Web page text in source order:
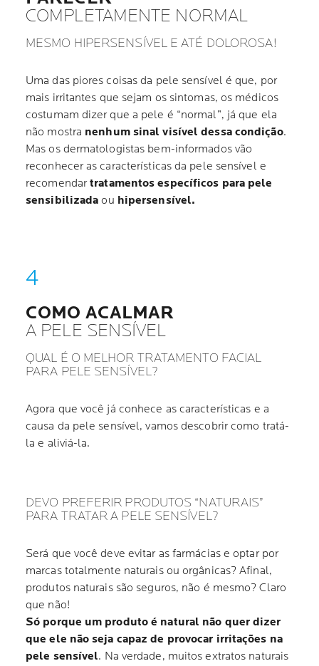
COMPLETAMENTE NORMAL
MESMO HIPERSENSÍVEL E ATÉ DOLOROSA!
Uma das piores coisas da pele sensível é que, por
mais irritantes que sejam os sintomas, os médicos
costumam dizer que a pele é “normal”, já que ela
não mostra nenhum sinal visível dessa condição.
Mas os dermatologistas bem-informados vão
reconhecer as características da pele sensível e
recomendartratamentos específicos para pele
sensibilizada ou hipersensível.
COMO ACALMAR
A PELE SENSÍVEL
QUAL É O MELHOR TRATAMENTO FACIAL
PARA PELE SENSÍVEL?
Agora que você já conhece as características e a
causa da pele sensível, vamos descobrir como tratá-
la e aliviá-la.
DEVO PREFERIR PRODUTOS “NATURAIS”
PARA TRATAR A PELE SENSÍVEL?
Será que você deve evitar as farmácias e optar por
marcas totalmente naturais ou orgânicas? Afinal,
produtos naturais são seguros, não é mesmo? Claro
que não!
Só porque um produto é natural não quer dizer
que ele não seja capaz de provocar irritações na
pele sensível. Na verdade, muitos extratos naturais